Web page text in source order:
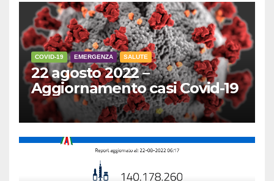
COVID-19 EMERGENZA SALUTE
22 agosto 2022 –
Aggiornamento casi Covid-19